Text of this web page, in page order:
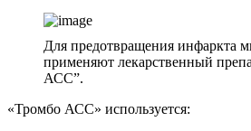
Для предотвращения инфаркта
применяют лекарственный
АСС”.
«Тромбо АСС» используется: